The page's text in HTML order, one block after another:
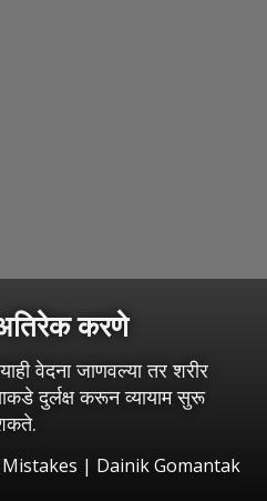
करणे
वेदना जाणवल्या तर शरीर
दुर्लक्ष करून व्यायाम सुरू
| Dainik Gomantak